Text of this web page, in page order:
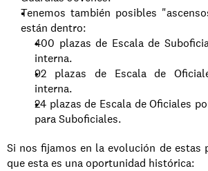
Tenemos también posibles
están dentro:
400 plazas de Escala de
interna.
92 plazas de Escala de
interna.
24 plazas de Escala de Oficiales
para Suboficiales.
Si nos fijamos en la evolución de estas
que esta es una oportunidad histórica: